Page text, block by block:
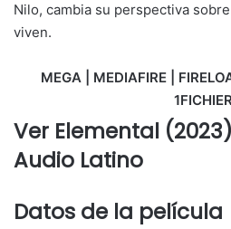
Nilo, cambia su perspectiva
viven.
MEGA | MEDIAFIRE |
Ver Elemental
Audio Latino
Datos de la película